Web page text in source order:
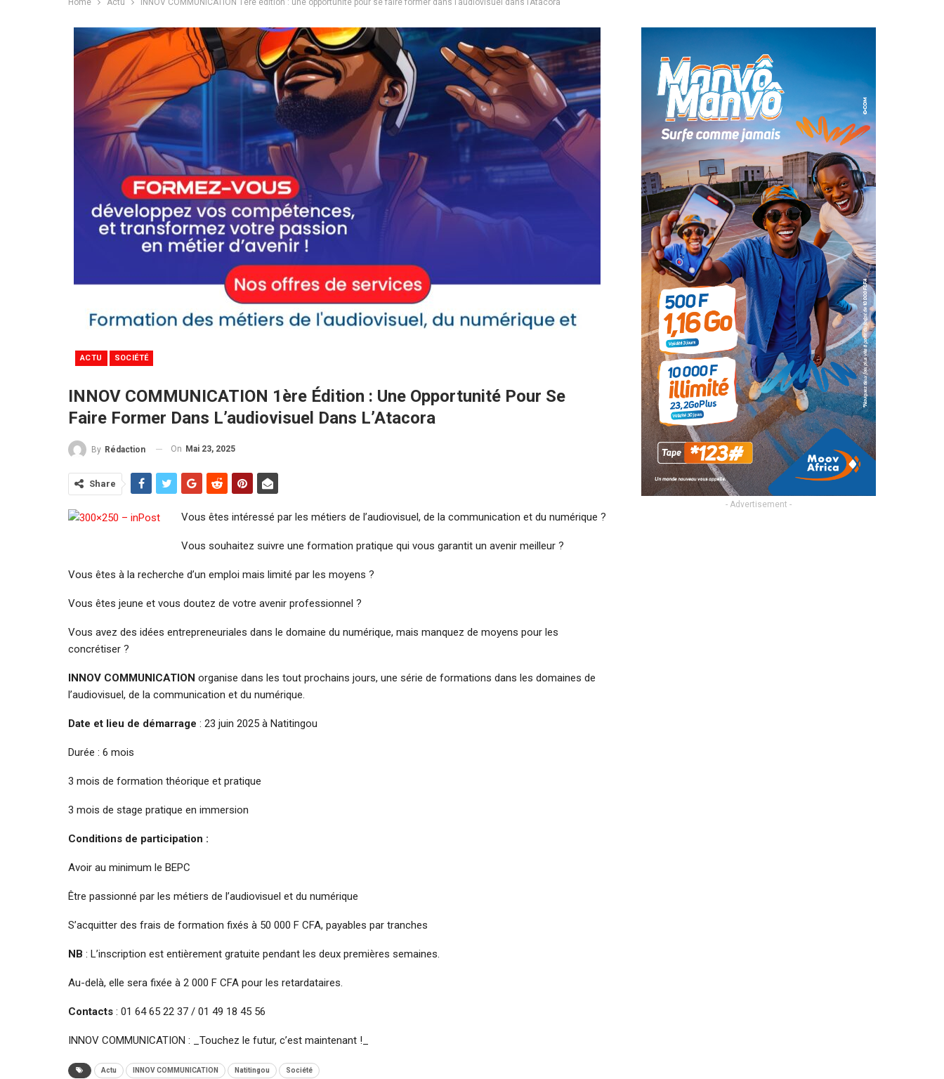
Home Actu INNOV COMMUNICATION 1ère édition : une opportunité pour se faire former dans l’audiovisuel dans l’Atacora
ACTU SOCIÉTÉ
INNOV COMMUNICATION 1ère Édition : Une Opportunité Pour Se
Faire Former Dans L’audiovisuel Dans L’Atacora
By Rédaction On Mai 23, 2025
Share
Vous êtes intéressé par les métiers de l’audiovisuel, de la communication et du numérique ?
Vous souhaitez suivre une formation pratique qui vous garantit un avenir meilleur ?
Vous êtes à la recherche d’un emploi mais limité par les moyens ?
Vous êtes jeune et vous doutez de votre avenir professionnel ?
Vous avez des idées entrepreneuriales dans le domaine du numérique, mais manquez de moyens pour les
concrétiser ?
INNOV COMMUNICATION organise dans les tout prochains jours, une série de formations dans les domaines de
l’audiovisuel, de la communication et du numérique.
Date et lieu de démarrage : 23 juin 2025 à Natitingou
Durée : 6 mois
3 mois de formation théorique et pratique
3 mois de stage pratique en immersion
Conditions de participation :
Avoir au minimum le BEPC
Être passionné par les métiers de l’audiovisuel et du numérique
S’acquitter des frais de formation fixés à 50 000 F CFA, payables par tranches
NB : L’inscription est entièrement gratuite pendant les deux premières semaines.
Au-delà, elle sera fixée à 2 000 F CFA pour les retardataires.
Contacts : 01 64 65 22 37 / 01 49 18 45 56
INNOV COMMUNICATION : _Touchez le futur, c’est maintenant !_
Actu INNOV COMMUNICATION Natitingou Société
- Advertisement -